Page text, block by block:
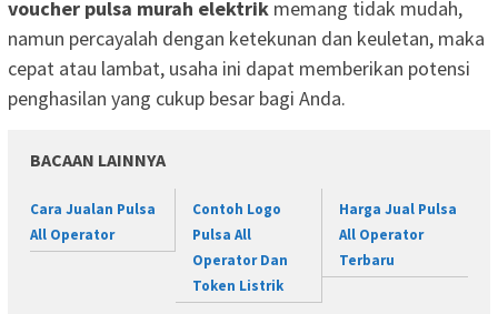
voucher pulsa murah elektrik memang tidak mudah,
namun percayalah dengan ketekunan dan keuletan, maka
cepat atau lambat, usaha ini dapat memberikan potensi
penghasilan yang cukup besar bagi Anda.
BACAAN LAINNYA
Cara Jualan Pulsa
All Operator
Contoh Logo
Pulsa All
Operator Dan
Token Listrik
Harga Jual Pulsa
All Operator
Terbaru